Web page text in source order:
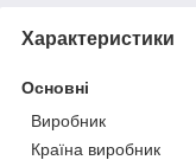
Характеристики
Основні
Виробник
Країна виробник